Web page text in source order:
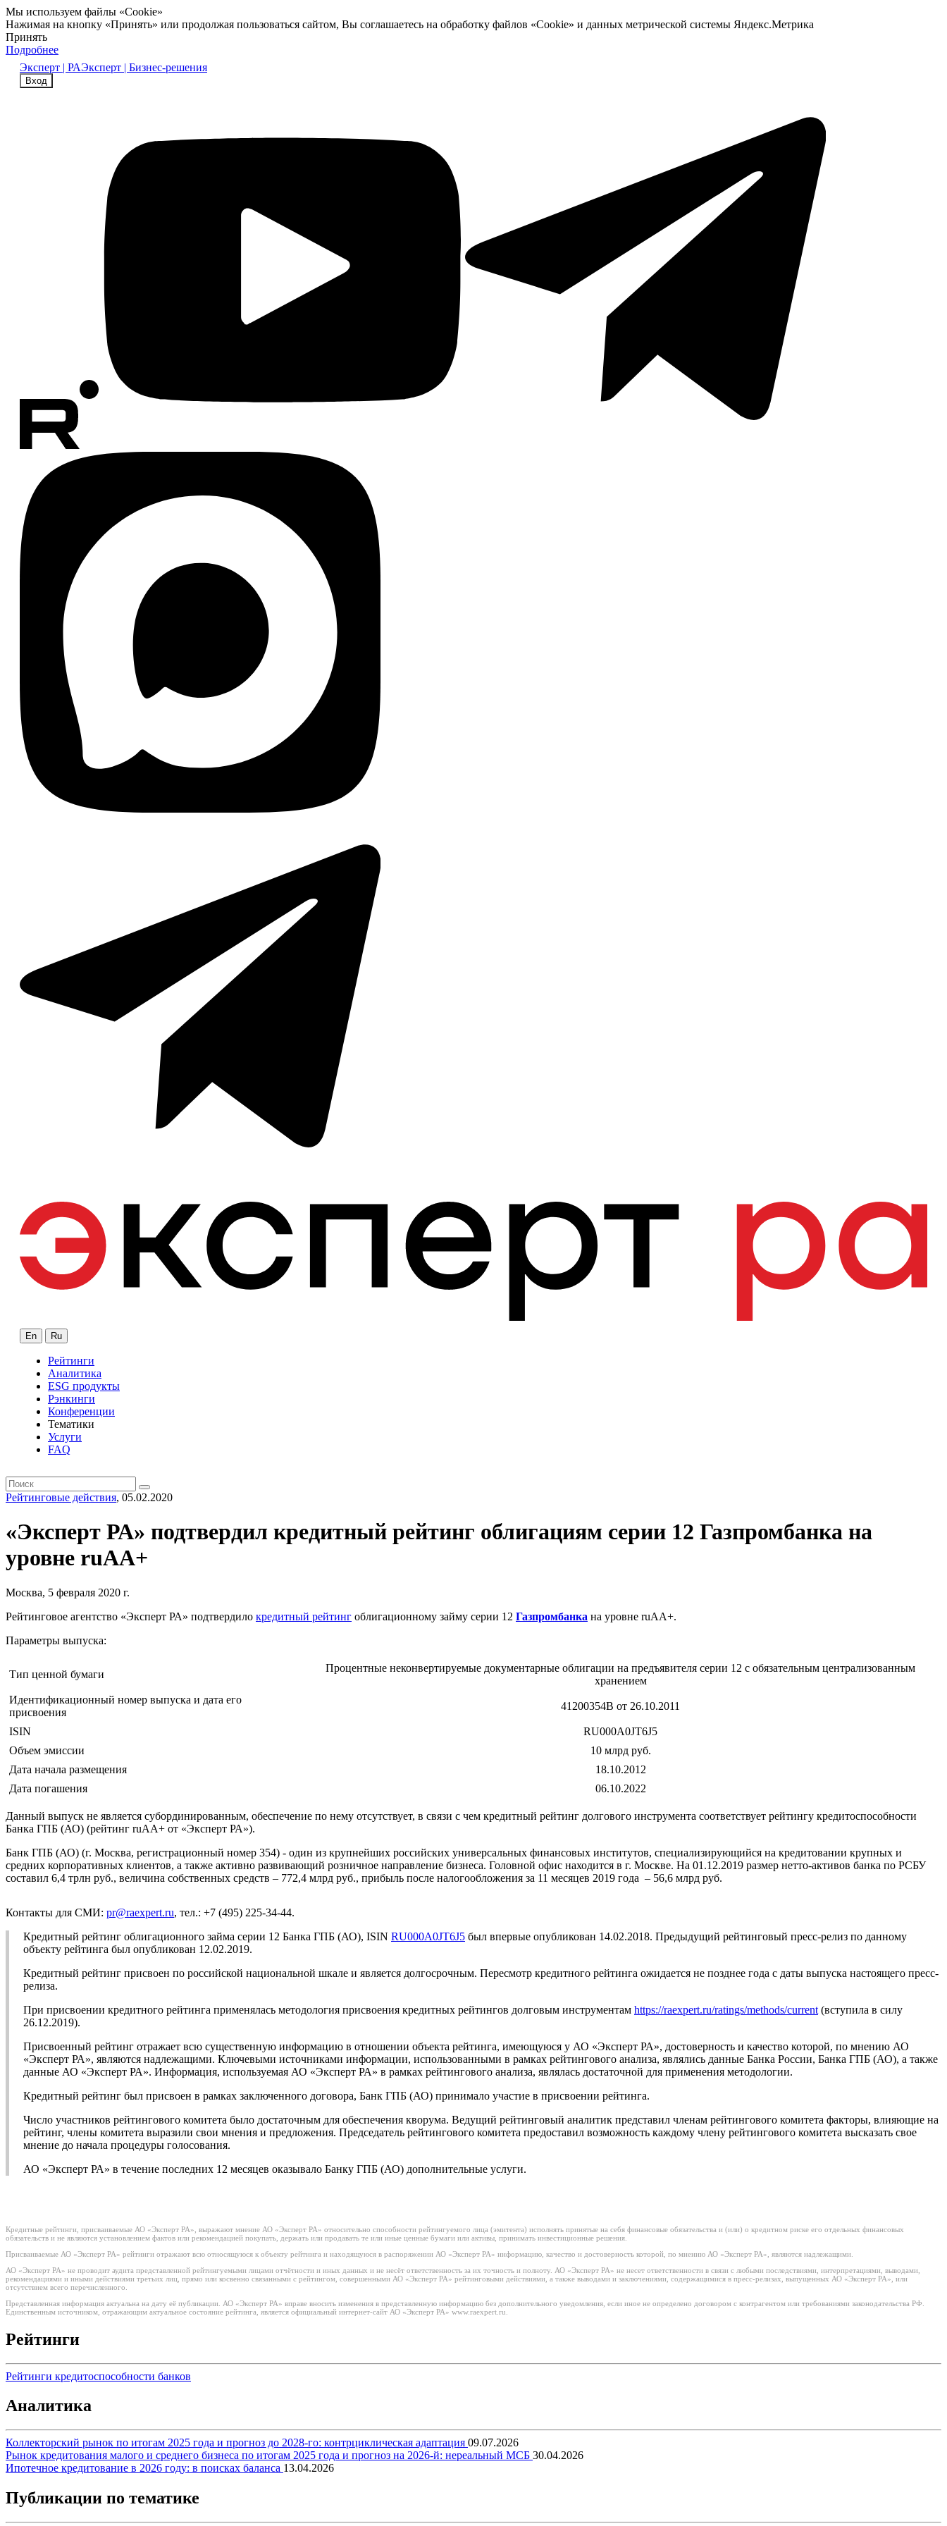
Мы используем файлы «Cookie»
Нажимая на кнопку «Принять» или продолжая пользоваться сайтом, Вы соглашаетесь на обработку файлов «Cookie» и данных метрической системы Яндекс.Метрика
Принять
Подробнее
Эксперт | РАЭксперт | Бизнес-решения
Вход
En Ru
Рейтинги
Аналитика
ESG продукты
Рэнкинги
Конференции
Тематики
Услуги
FAQ
Рейтинговые действия, 05.02.2020
«Эксперт РА» подтвердил кредитный рейтинг облигациям серии 12 Газпромбанка на
уровне ruAA+
Москва, 5 февраля 2020 г.
Рейтинговое агентство «Эксперт РА» подтвердило кредитный рейтинг облигационному займу серии 12 Газпромбанка на уровне ruАA+.
Параметры выпуска:
Тип ценной бумаги
Процентные неконвертируемые документарные облигации на предъявителя серии 12 с обязательным централизованным
хранением
Идентификационный номер выпуска и дата его
присвоения
41200354B от 26.10.2011
ISIN
RU000A0JT6J5
Объем эмиссии
10 млрд руб.
Дата начала размещения
18.10.2012
Дата погашения
06.10.2022
Данный выпуск не является субординированным, обеспечение по нему отсутствует, в связи с чем кредитный рейтинг долгового инструмента соответствует рейтингу кредитоспособности
Банка ГПБ (АО) (рейтинг ruAA+ от «Эксперт РА»).
Банк ГПБ (АО) (г. Москва, регистрационный номер 354) - один из крупнейших российских универсальных финансовых институтов, специализирующийся на кредитовании крупных и
средних корпоративных клиентов, а также активно развивающий розничное направление бизнеса. Головной офис находится в г. Москве. На 01.12.2019 размер нетто-активов банка по РСБУ
составил 6,4 трлн руб., величина собственных средств – 772,4 млрд руб., прибыль после налогообложения за 11 месяцев 2019 года – 56,6 млрд руб.
Контакты для СМИ: pr@raexpert.ru, тел.: +7 (495) 225-34-44.
Кредитный рейтинг облигационного займа серии 12 Банка ГПБ (АО), ISIN RU000A0JT6J5 был впервые опубликован 14.02.2018. Предыдущий рейтинговый пресс-релиз по данному
объекту рейтинга был опубликован 12.02.2019.
Кредитный рейтинг присвоен по российской национальной шкале и является долгосрочным. Пересмотр кредитного рейтинга ожидается не позднее года с даты выпуска настоящего пресс-
релиза.
При присвоении кредитного рейтинга применялась методология присвоения кредитных рейтингов долговым инструментам https://raexpert.ru/ratings/methods/current (вступила в силу
26.12.2019).
Присвоенный рейтинг отражает всю существенную информацию в отношении объекта рейтинга, имеющуюся у АО «Эксперт РА», достоверность и качество которой, по мнению АО
«Эксперт РА», являются надлежащими. Ключевыми источниками информации, использованными в рамках рейтингового анализа, являлись данные Банка России, Банка ГПБ (АО), а также
данные АО «Эксперт РА». Информация, используемая АО «Эксперт РА» в рамках рейтингового анализа, являлась достаточной для применения методологии.
Кредитный рейтинг был присвоен в рамках заключенного договора, Банк ГПБ (АО) принимало участие в присвоении рейтинга.
Число участников рейтингового комитета было достаточным для обеспечения кворума. Ведущий рейтинговый аналитик представил членам рейтингового комитета факторы, влияющие на
рейтинг, члены комитета выразили свои мнения и предложения. Председатель рейтингового комитета предоставил возможность каждому члену рейтингового комитета высказать свое
мнение до начала процедуры голосования.
АО «Эксперт РА» в течение последних 12 месяцев оказывало Банку ГПБ (АО) дополнительные услуги.
Кредитные рейтинги, присваиваемые АО «Эксперт РА», выражают мнение АО «Эксперт РА» относительно способности рейтингуемого лица (эмитента) исполнять принятые на себя финансовые обязательства и (или) о кредитном риске его отдельных финансовых
обязательств и не являются установлением фактов или рекомендацией покупать, держать или продавать те или иные ценные бумаги или активы, принимать инвестиционные решения.
Присваиваемые АО «Эксперт РА» рейтинги отражают всю относящуюся к объекту рейтинга и находящуюся в распоряжении АО «Эксперт РА» информацию, качество и достоверность которой, по мнению АО «Эксперт РА», являются надлежащими.
АО «Эксперт РА» не проводит аудита представленной рейтингуемыми лицами отчётности и иных данных и не несёт ответственность за их точность и полноту. АО «Эксперт РА» не несет ответственности в связи с любыми последствиями, интерпретациями, выводами,
рекомендациями и иными действиями третьих лиц, прямо или косвенно связанными с рейтингом, совершенными АО «Эксперт РА» рейтинговыми действиями, а также выводами и заключениями, содержащимися в пресс-релизах, выпущенных АО «Эксперт РА», или
отсутствием всего перечисленного.
Представленная информация актуальна на дату её публикации. АО «Эксперт РА» вправе вносить изменения в представленную информацию без дополнительного уведомления, если иное не определено договором с контрагентом или требованиями законодательства РФ.
Единственным источником, отражающим актуальное состояние рейтинга, является официальный интернет-сайт АО «Эксперт РА» www.raexpert.ru.
Рейтинги
Рейтинги кредитоспособности банков
Аналитика
Коллекторский рынок по итогам 2025 года и прогноз до 2028-го: контрциклическая адаптация 09.07.2026
Рынок кредитования малого и среднего бизнеса по итогам 2025 года и прогноз на 2026-й: нереальный МСБ 30.04.2026
Ипотечное кредитование в 2026 году: в поисках баланса 13.04.2026
Публикации по тематике